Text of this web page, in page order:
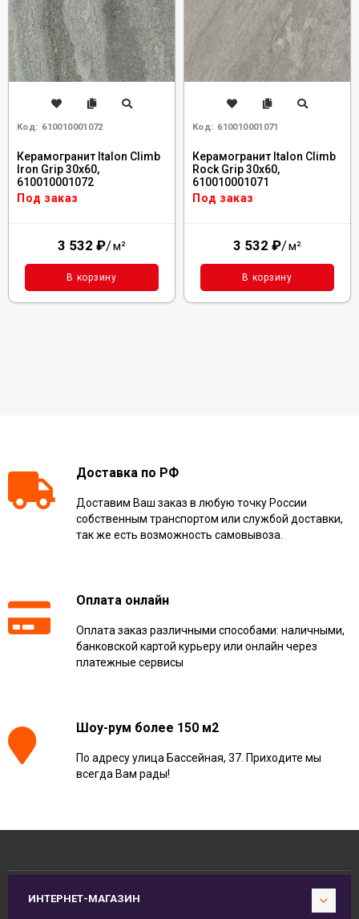
Код: 610010001072
Керамогранит Italon Climb
Iron Grip 30x60,
610010001072
Под заказ
3 532 ₽/м²
В корзину
Код: 610010001071
Керамогранит Italon Climb
Rock Grip 30x60,
610010001071
Под заказ
3 532 ₽/м²
В корзину
Доставка по РФ
Доставим Ваш заказ в любую точку России
собственным транспортом или службой доставки,
так же есть возможность самовывоза.
Оплата онлайн
Оплата заказ различными способами: наличными,
банковской картой курьеру или онлайн через
платежные сервисы
Шоу-рум более 150 м2
По адресу улица Бассейная, 37. Приходите мы
всегда Вам рады!
ИНТЕРНЕТ-МАГАЗИН